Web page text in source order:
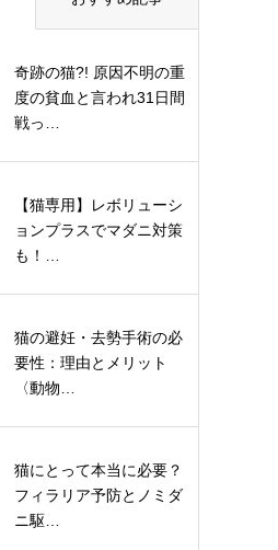
奇跡の猫?! 原因不明の重
度の貧血と言われ31日間
戦っ…
【猫専用】レボリューシ
ョンプラスでマダニ対策
も！…
猫の避妊・去勢手術の必
要性：理由とメリット
〈動物…
猫にとって本当に必要？
フィラリア予防とノミダ
ニ駆…